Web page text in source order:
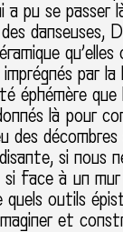
a pu se
danseuses,
par
éphémère
là pour
des
si nous
face à un mur
outils
et